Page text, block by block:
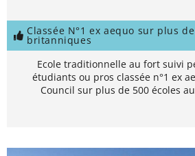
Classée N°1 ex aequo sur plus
britanniques
Ecole traditionnelle au fort suivi
étudiants ou pros classée n°1 ex
Council sur plus de 500 écoles